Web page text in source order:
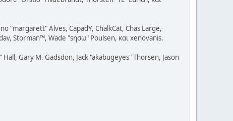
"margarett" Alves, CapadY, ChalkCat, Chas Large,
Storman™, Wade "sησω" Poulsen, και xenovanis.
Gary M. Gadsdon, Jack "akabugeyes" Thorsen, Jason